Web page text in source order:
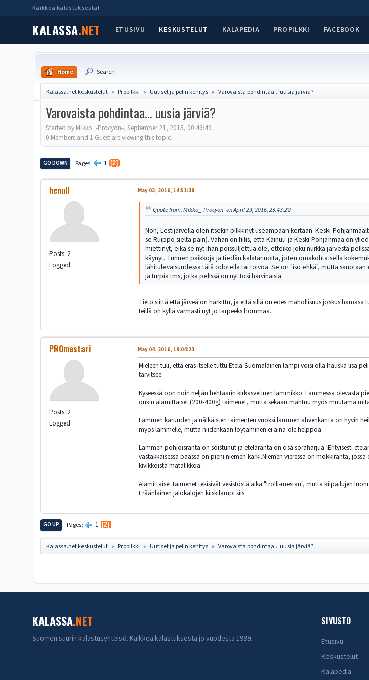
Kaikkea kalastuksesta!
KALASSA.NET ETUSIVU KESKUSTELUT KALAPEDIA PROPILKKI FACEBOOK
Home Search
Kalassa.net keskustelut ► Propilkki ► Uutiset ja pelin kehitys ► Varovaista pohdintaa... uusia järviä?
Varovaista pohdintaa... uusia järviä?
Started by Mikko_-Procyon-, September 21, 2015, 00:46:49
0 Members and 1 Guest are viewing this topic.
GO DOWN Pages 1 2
henull
Posts: 2
Logged
May 03, 2016, 14:51:38
Quote from: Mikko_-Procyon- on April 29, 2016, 23:43:28
Noh, Lestijärvellä olen itsekin pilkkinyt useampaan kertaan. Keski-
se Ruippo sieltä päin). Vähän on fiilis, että Kainuu ja Keski-Pohjanmaa on
miettinyt, eikä se nyt ihan poissuljettua ole, etteikö joku nurkka järvestä
käynyt. Tunnen paikkoja ja tiedän kalatarinoita, joten omakohtaisella
lähitulevaisuudessa tätä odotella tai toivoa. Se on "iso ehkä", mutta
ja turpia tms, jotka pelissä on nyt tosi harvinaisia.
Tieto siittä että järveä on harkittu, ja että sillä on edes mahollisuus joskus
teillä on kyllä varmasti nyt jo tarpeeks hommaa.
PROmestari
Posts: 2
Logged
May 04, 2016, 19:04:23
Mieleen tuli, että eräs itselle tuttu Etelä-Suomalainen lampi voisi olla hauska lisä
tarvitsee.
Kyseessä oon noin neljän hehtaarin kirkasvetinen lammikko. Lammessa olevasta
onkin alamittaiset (200-400g) taimenet, mutta sekaan mahtuu myös muutama
Lammen karuuden ja nälkäisten taimenten vuoksi lammen ahvenkanta on hyvin
myös lammelle, mutta niidenkään löytäminen ei aina ole helppoa.
Lammen pohjoisranta on soistunut ja eteläranta on osa soraharjua. Erityisesti
vastakkaisessa päässä on pieni niemen kärki.Niemen vieressä on mökkiranta,
kivikkoista matalikkoa.
Alamittaiset taimenet tekisivät vesistöstä aika "trolli-mestan", mutta kilpailujen
Eräänlainen jalokalojen kiiskilampi siis.
GO UP Pages 1 2
Kalassa.net keskustelut ► Propilkki ► Uutiset ja pelin kehitys ► Varovaista pohdintaa... uusia järviä?
KALASSA.NET
Suomen suurin kalastusyhteisö. Kaikkea kalastuksesta jo vuodesta 1999.
SIVUSTO
Etusivu
Keskustelut
Kalapedia